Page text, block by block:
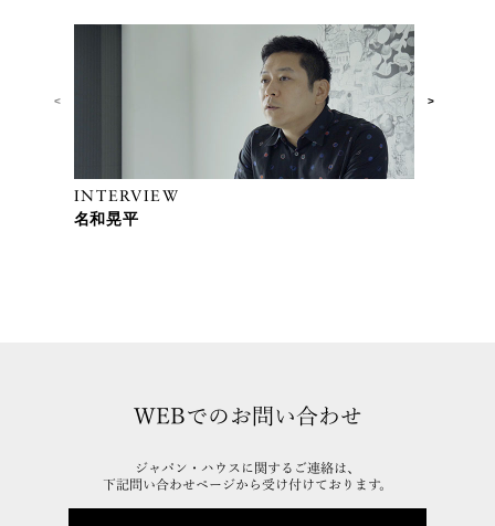
INTERVIEW
名和晃平
< >
WEBでのお問い合わせ
ジャパン・ハウスに関するご連絡は、
下記問い合わせページから受け付けております。